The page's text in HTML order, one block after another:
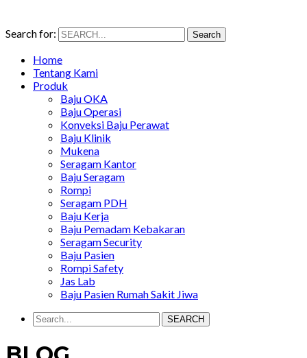
Search for: Search
Home
Tentang Kami
Produk
Baju OKA
Baju Operasi
Konveksi Baju Perawat
Baju Klinik
Mukena
Seragam Kantor
Baju Seragam
Rompi
Seragam PDH
Baju Kerja
Baju Pemadam Kebakaran
Seragam Security
Baju Pasien
Rompi Safety
Jas Lab
Baju Pasien Rumah Sakit Jiwa
SEARCH